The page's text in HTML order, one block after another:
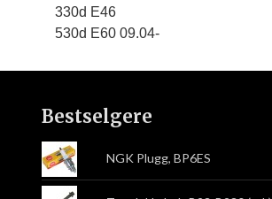
330d E46
530d E60 09.04-
Bestselgere
NGK Plugg, BP6ES